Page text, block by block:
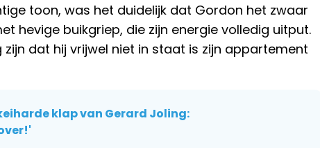
toon, was het duidelijk dat Gordon het zwaar
hevige buikgriep, die zijn energie volledig uitput.
zijn dat hij vrijwel niet in staat is zijn appartement
klap van Gerard Joling: